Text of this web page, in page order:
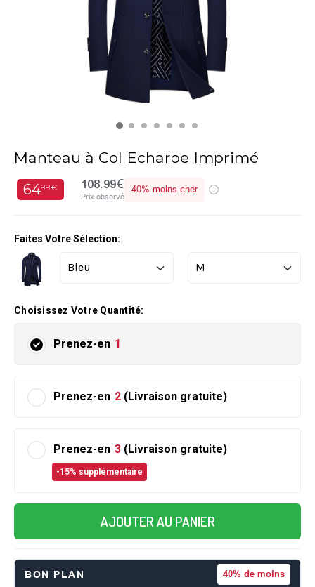
Manteau à Col Echarpe Imprimé
6499€ 108.99€
Prix observé
40% moins cher
Faites Votre Sélection:
Choisissez Votre Quantité:
Prenez-en 1
Prenez-en 2 (Livraison gratuite)
Prenez-en 3 (Livraison gratuite)
-15% supplémentaire
AJOUTER AU PANIER
BON PLAN 40% de moins